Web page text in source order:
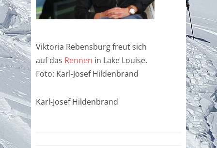
Viktoria Rebensburg freut sich
auf das Rennen in Lake Louise.
Foto: Karl-Josef Hildenbrand
Karl-Josef Hildenbrand